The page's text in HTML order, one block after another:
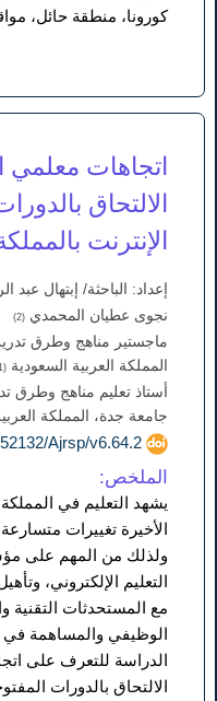
كورونا، منطقة حائل،
اتجاهات معلمي
الالتحاق
الإنترنت
إعداد: الباحثة/ إبتهال عبد
نجوى عطيان المحمدي (2)
ماجستير مناهج وطرق
المملكة العربية السعودية (1)
أستاذ تعليم مناهج وطرق
جامعة جدة، المملكة
doi.org/10.52132/Ajrsp/v6.64.2
الملخص:
يشهد التعليم في المملكة
الأخيرة تغييرات
ولذلك من المهم على
التعليم الإلكتروني،
مع المستحدثات التقنية
الوظيفي والمساهمة في
الدراسة للتعرف على